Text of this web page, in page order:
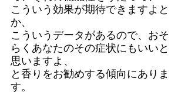
こういう効果が期待できますよと
か、
こういうデータがあるので、おそ
らくあなたのその症状にもいいと
思いますよ、
と香りをお勧めする傾向にありま
す。